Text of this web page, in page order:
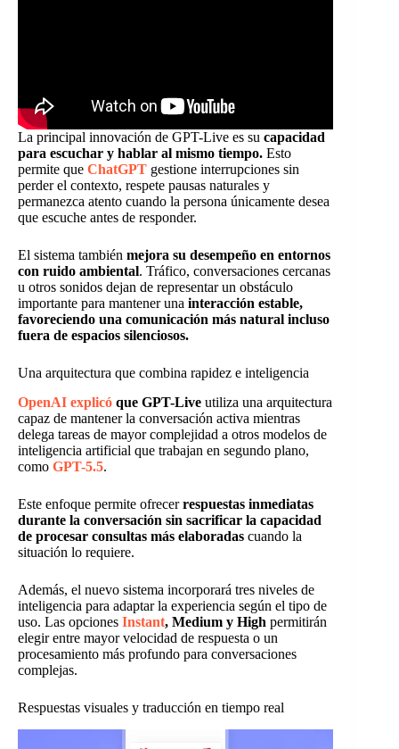
La principal innovación de GPT-Live es su capacidad
para escuchar y hablar al mismo tiempo. Esto
permite que ChatGPT gestione interrupciones sin
perder el contexto, respete pausas naturales y
permanezca atento cuando la persona únicamente desea
que escuche antes de responder.
El sistema también mejora su desempeño en entornos
con ruido ambiental. Tráfico, conversaciones cercanas
u otros sonidos dejan de representar un obstáculo
importante para mantener una interacción estable,
favoreciendo una comunicación más natural incluso
fuera de espacios silenciosos.
Una arquitectura que combina rapidez e inteligencia
OpenAI explicó que GPT-Live utiliza una arquitectura
capaz de mantener la conversación activa mientras
delega tareas de mayor complejidad a otros modelos de
inteligencia artificial que trabajan en segundo plano,
como GPT-5.5.
Este enfoque permite ofrecerrespuestas inmediatas
durante la conversación sin sacrificar la capacidad
de procesar consultas más elaboradas cuando la
situación lo requiere.
Además, el nuevo sistema incorporará tres niveles de
inteligencia para adaptar la experiencia según el tipo de
uso. Las opciones Instant, Medium y High permitirán
elegir entre mayor velocidad de respuesta o un
procesamiento más profundo para conversaciones
complejas.
Respuestas visuales y traducción en tiempo real